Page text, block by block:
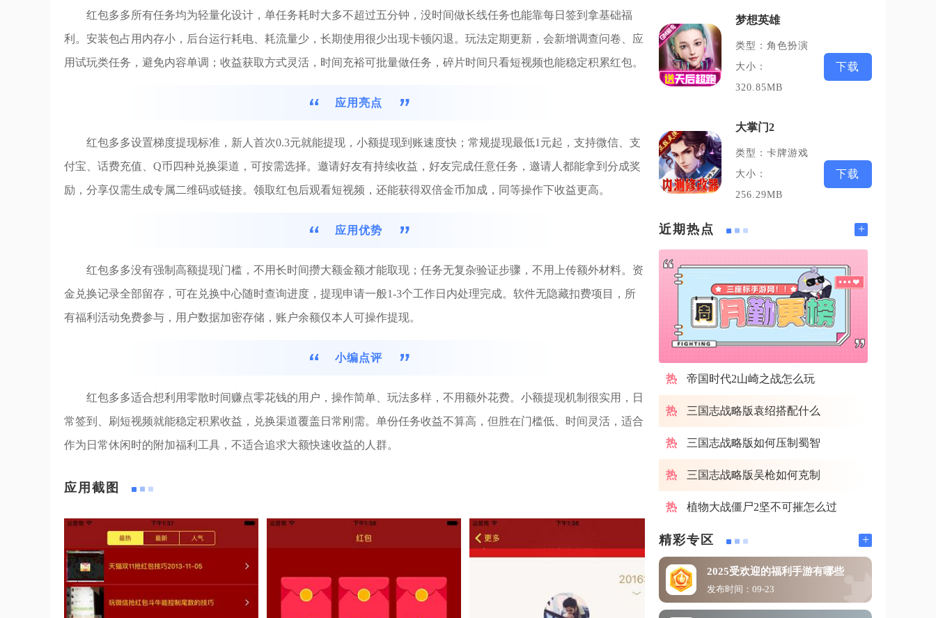
红包多多所有任务均为轻量化设计，单任务耗时大多不超过五分钟，没时间做长线任务也能靠每日签到拿基础福
利。安装包占用内存小，后台运行耗电、耗流量少，长期使用很少出现卡顿闪退。玩法定期更新，会新增调查问卷、应
用试玩类任务，避免内容单调；收益获取方式灵活，时间充裕可批量做任务，碎片时间只看短视频也能稳定积累红包。
应用亮点
红包多多设置梯度提现标准，新人首次0.3元就能提现，小额提现到账速度快；常规提现最低1元起，支持微信、支
付宝、话费充值、Q币四种兑换渠道，可按需选择。邀请好友有持续收益，好友完成任意任务，邀请人都能拿到分成奖
励，分享仅需生成专属二维码或链接。领取红包后观看短视频，还能获得双倍金币加成，同等操作下收益更高。
应用优势
红包多多没有强制高额提现门槛，不用长时间攒大额金额才能取现；任务无复杂验证步骤，不用上传额外材料。资
金兑换记录全部留存，可在兑换中心随时查询进度，提现申请一般1-3个工作日内处理完成。软件无隐藏扣费项目，所
有福利活动免费参与，用户数据加密存储，账户余额仅本人可操作提现。
小编点评
红包多多适合想利用零散时间赚点零花钱的用户，操作简单、玩法多样，不用额外花费。小额提现机制很实用，日
常签到、刷短视频就能稳定积累收益，兑换渠道覆盖日常刚需。单份任务收益不算高，但胜在门槛低、时间灵活，适合
作为日常休闲时的附加福利工具，不适合追求大额快速收益的人群。
应用截图
梦想英雄
类型：角色扮演
大小：
320.85MB
下载
大掌门2
类型：卡牌游戏
大小：
256.29MB
下载
近期热点 +
帝国时代2山崎之战怎么玩
三国志战略版袁绍搭配什么
三国志战略版如何压制蜀智
三国志战略版吴枪如何克制
植物大战僵尸2坚不可摧怎么过
精彩专区 +
2025受欢迎的福利手游有哪些
发布时间：09-23